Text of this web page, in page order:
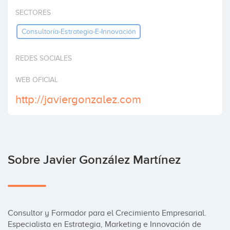
Invertir
SECTORES
Consultoría-Estrategia-E-Innovación
REDES SOCIALES
WEB OFICIAL
http://javiergonzalez.com
Sobre Javier González Martínez
Consultor y Formador para el Crecimiento Empresarial.
Especialista en Estrategia, Marketing e Innovación de